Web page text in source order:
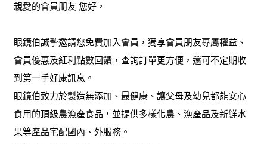
親愛的會員朋友 您好，
眼鏡伯誠摯邀請您免費加入會員，獨享會員朋友專屬權益、
會員優惠及紅利點數回饋，查詢訂單更方便，還可不定期收
到第一手好康訊息。
眼鏡伯致力於製造無添加、最健康、讓父母及幼兒都能安心
食用的頂級農漁產食品，並提供多樣化農、漁產品及新鮮水
果等產品宅配國內、外服務。